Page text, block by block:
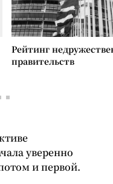
Рейтинг
правительств
уверенно
и первой.